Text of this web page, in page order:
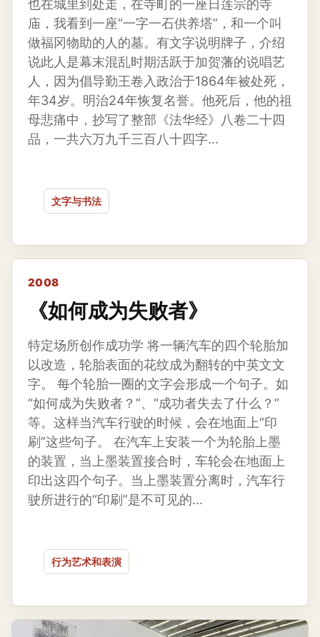
也在城里到处走，在寺町的一座日莲宗的寺
庙，我看到一座“一字一石供养塔”，和一个叫
做福冈物助的人的墓。有文字说明牌子，介绍
说此人是幕末混乱时期活跃于加贺藩的说唱艺
人，因为倡导勤王卷入政治于1864年被处死，
年34岁。明治24年恢复名誉。他死后，他的祖
母悲痛中，抄写了整部《法华经》八卷二十四
品，一共六万九千三百八十四字...
文字与书法
2008
《如何成为失败者》
特定场所创作成功学 将一辆汽车的四个轮胎加
以改造，轮胎表面的花纹成为翻转的中英文文
字。 每个轮胎一圈的文字会形成一个句子。如
“如何成为失败者？”、“成功者失去了什么？”
等。这样当汽车行驶的时候，会在地面上“印
刷”这些句子。 在汽车上安装一个为轮胎上墨
的装置，当上墨装置接合时，车轮会在地面上
印出这四个句子。当上墨装置分离时，汽车行
驶所进行的“印刷”是不可见的...
行为艺术和表演